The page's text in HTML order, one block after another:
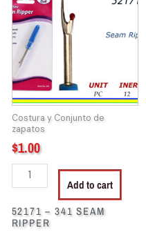
Costura y Conjunto de
zapatos
$1.00
341
SEAM
RIPPER
quantity
Add to cart
52171 – 341 SEAM
RIPPER